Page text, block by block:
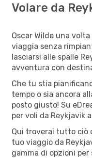
Volare da
Oscar Wilde una
viaggia senza
lasciarsi alle spalle
avventura con
Che tu stia
tempo o sia ancora
posto giusto! Su
per voli da Reykjavik
Qui troverai tutto ciò
tuo viaggio da
gamma di opzioni